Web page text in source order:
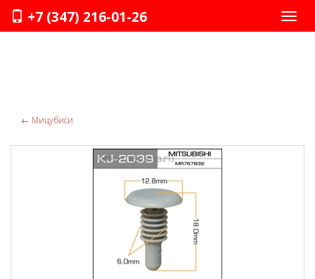
+7 (347) 216-01-26
← Мицубиси